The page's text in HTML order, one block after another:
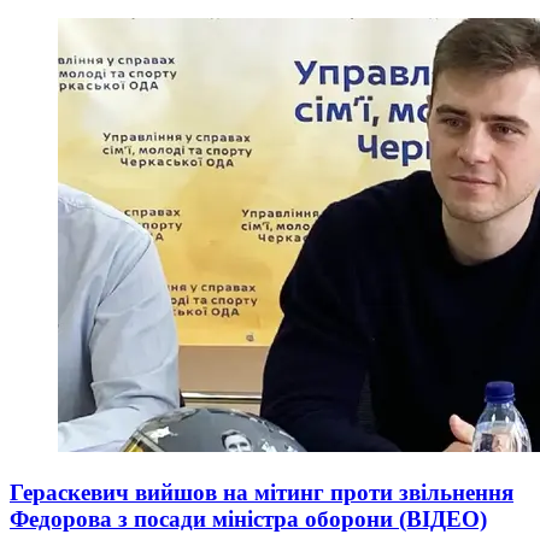
Гераскевич вийшов на мітинг проти звільнення
Федорова з посади міністра оборони (ВІДЕО)